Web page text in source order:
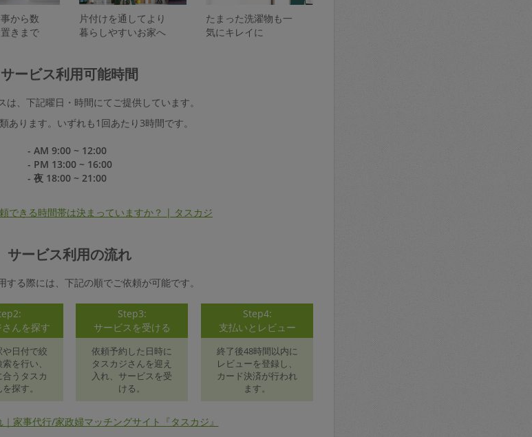
から数
きまで
片付けを通してより
暮らしやすいお家へ
たまった洗濯物も一
気にキレイに
サービス利用可能時間
は、下記曜日・時間にてご提供しています。
あります。いずれも1回あたり3時間です。
- AM 9:00 ~ 12:00
- PM 13:00 ~ 16:00
- 夜 18:00 ~ 21:00
できる時間帯は決まっていますか？ | タスカジ
サービス利用の流れ
する際には、下記の順でご依頼が可能です。
んを探す
日付で絞
を行い、
うタスカ
探す。
Step3:
サービスを受ける
依頼予約した日時に
タスカジさんを迎え
入れ、サービスを受
ける。
Step4:
支払いとレビュー
終了後48時間以内に
レビューを登録し、
カード決済が行われ
ます。
｜家事代行/家政婦マッチングサイト『タスカジ』